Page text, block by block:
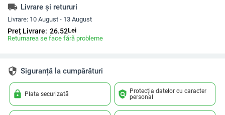
local_shipping Livrare și retururi
Livrare: 10 August - 13 August
Preț Livrare: 26.52Lei
Returnarea se face fără probleme
security Siguranță la cumpărături
lock Plata securizată policy Protecția datelor cu caracter
personal